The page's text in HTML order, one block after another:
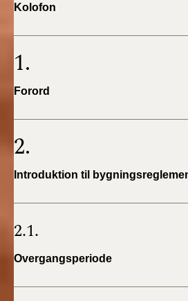
2020)
BR18 (1/1-9/3 2020)
BR18 (1/1-4/7 2019)
BR18 (1/1-30/6
Kolofon
1.
Forord
2.
Introduktion til
2.1.
Overgangsperiode